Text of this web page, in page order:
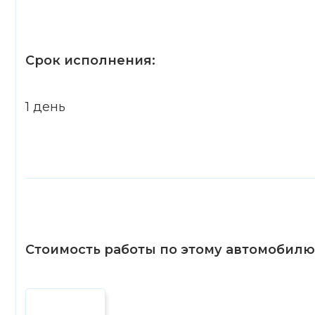
Срок исполнения:
1 день
Стоимость работы по этому